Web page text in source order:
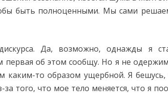
быть полноценными. Мы сами
Да, возможно, однажды я
первая об этом сообщу. Но я не
каким-то образом ущербной. Я бешусь,
того, что мое тело меняется, что я